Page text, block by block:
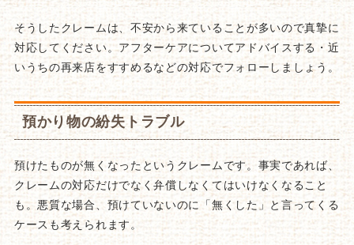
そうしたクレームは、不安から来ていることが多いので真摯に
対応してください。アフターケアについてアドバイスする・近
いうちの再来店をすすめるなどの対応でフォローしましょう。
預かり物の紛失トラブル
預けたものが無くなったというクレームです。事実であれば、
クレームの対応だけでなく弁償しなくてはいけなくなること
も。悪質な場合、預けていないのに「無くした」と言ってくる
ケースも考えられます。